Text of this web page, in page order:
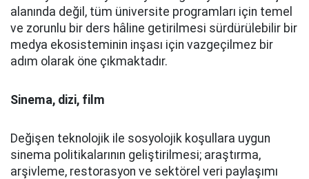
alanında değil, tüm üniversite programları için temel
ve zorunlu bir ders hâline getirilmesi sürdürülebilir bir
medya ekosisteminin inşası için vazgeçilmez bir
adım olarak öne çıkmaktadır.
Sinema, dizi, film
Değişen teknolojik ile sosyolojik koşullara uygun
sinema politikalarının geliştirilmesi; araştırma,
arşivleme, restorasyon ve sektörel veri paylaşımı